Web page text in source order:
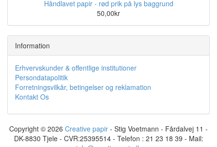
Håndlavet papir - rød prik på lys baggrund
50,00kr
Information
Erhvervskunder & offentlige institutioner
Persondatapolitik
Forretningsvilkår, betingelser og reklamation
Kontakt Os
Copyright © 2026 Creative papir - Stig Voetmann - Fårdalvej 11 -
DK-8830 Tjele - CVR:25395514 - Telefon : 21 23 18 39 - Mail: